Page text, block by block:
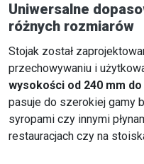
Uniwersalne
różnych rozmiarów
Stojak został
przechowywaniu i
wysokości od 240 mm do
pasuje do szerokiej gamy
syropami czy innymi
restauracjach czy na